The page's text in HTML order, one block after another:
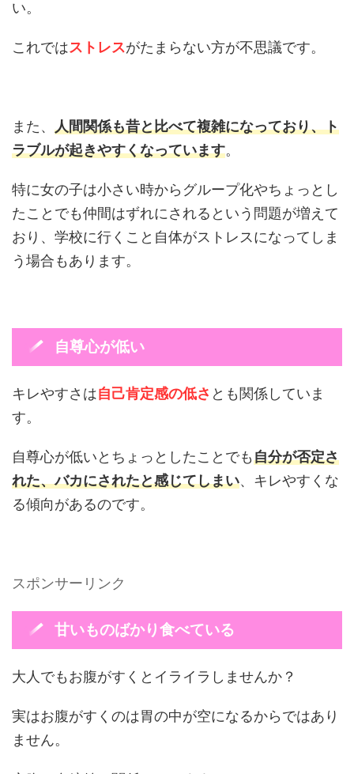
い。
これではストレスがたまらない方が不思議です。
また、 人間関係も昔と比べて複雑になっており、ト
ラブルが起きやすくなっています。
特に女の子は小さい時からグループ化やちょっとし
たことでも仲間はずれにされるという問題が増えて
おり、学校に行くこと自体がストレスになってしま
う場合もあります。
自尊心が低い
キレやすさは自己肯定感の低さ とも関係していま
す。
自尊心が低いとちょっとしたことでも自分が否定さ
れた、バカにされたと感じてしまい、キレやすくな
る傾向があるのです。
スポンサーリンク
甘いものばかり食べている
大人でもお腹がすくとイライラしませんか？
実はお腹がすくのは胃の中が空になるからではあり
ません。